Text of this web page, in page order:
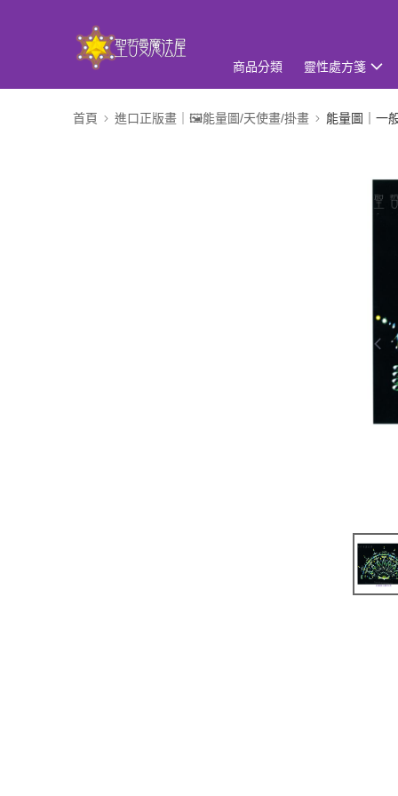
商品分類 靈性處方箋
首頁 進口正版畫｜🖼️能量圖/天使畫/掛畫 能量圖｜一